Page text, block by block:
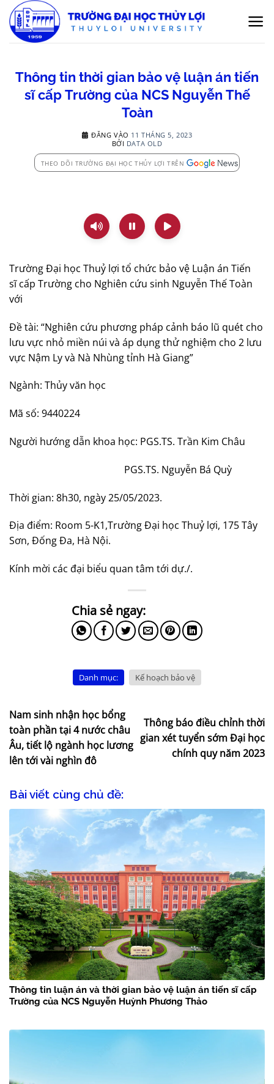
qua
nội
Thông tin thời gian bảo vệ luận án tiến
sĩ cấp Trường của NCS Nguyễn Thế
Toàn
ĐĂNG VÀO 11 THÁNG 5, 2023
BỞI DATA OLD
THEO DÕI TRƯỜNG ĐẠI HỌC THỦY LỢI TRÊN
Trường Đại học Thuỷ lợi tổ chức bảo vệ Luận án Tiến
sĩ cấp Trường cho Nghiên cứu sinh Nguyễn Thế Toàn
với
Đề tài: “Nghiên cứu phương pháp cảnh báo lũ quét cho
lưu vực nhỏ miền núi và áp dụng thử nghiệm cho 2 lưu
vực Nậm Ly và Nà Nhùng tỉnh Hà Giang”
Ngành: Thủy văn học
Mã số: 9440224
Người hướng dẫn khoa học: PGS.TS. Trần Kim Châu
PGS.TS. Nguyễn Bá Quỳ
Thời gian: 8h30, ngày 25/05/2023.
Địa điểm: Room 5-K1,Trường Đại học Thuỷ lợi, 175 Tây
Sơn, Đống Đa, Hà Nội.
Kính mời các đại biểu quan tâm tới dự./.
Danh mục: Kế hoạch bảo vệ
Nam sinh nhận học bổng
toàn phần tại 4 nước châu
Âu, tiết lộ ngành học lương
lên tới vài nghìn đô
Thông báo điều chỉnh thời
gian xét tuyển sớm Đại học
chính quy năm 2023
Bài viết cùng chủ đề:
Thông tin luận án và thời gian bảo vệ luận án tiến sĩ cấp
Trường của NCS Nguyễn Huỳnh Phương Thảo